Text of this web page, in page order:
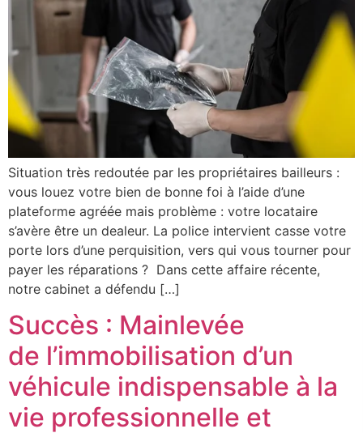
Situation très redoutée par les propriétaires bailleurs :
vous louez votre bien de bonne foi à l’aide d’une
plateforme agréée mais problème : votre locataire
s’avère être un dealeur. La police intervient casse votre
porte lors d’une perquisition, vers qui vous tourner pour
payer les réparations ? Dans cette affaire récente,
notre cabinet a défendu […]
Succès : Mainlevée
de l’immobilisation d’un
véhicule indispensable à la
vie professionnelle et